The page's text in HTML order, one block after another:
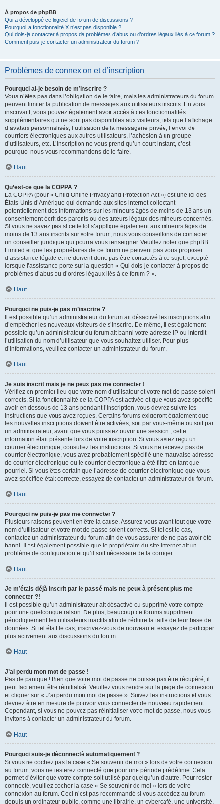
À propos de phpBB
Qui a développé ce logiciel de forum de discussions ?
Pourquoi la fonctionnalité X n’est pas disponible ?
Qui dois-je contacter à propos de problèmes d’abus ou d’ordres légaux liés à ce forum ?
Comment puis-je contacter un administrateur du forum ?
Problèmes de connexion et d’inscription
Pourquoi ai-je besoin de m’inscrire ?
Vous n’êtes pas dans l’obligation de le faire, mais les administrateurs du forum
peuvent limiter la publication de messages aux utilisateurs inscrits. En vous
inscrivant, vous pouvez également avoir accès à des fonctionnalités
supplémentaires qui ne sont pas disponibles aux visiteurs, tels que l’affichage
d’avatars personnalisés, l’utilisation de la messagerie privée, l’envoi de
courriers électroniques aux autres utilisateurs, l’adhésion à un groupe
d’utilisateurs, etc. L’inscription ne vous prend qu’un court instant, c’est
pourquoi nous vous recommandons de le faire.
Haut
Qu’est-ce que la COPPA ?
La COPPA (pour « Child Online Privacy and Protection Act ») est une loi des
États-Unis d’Amérique qui demande aux sites internet collectant
potentiellement des informations sur les mineurs âgés de moins de 13 ans un
consentement écrit des parents ou des tuteurs légaux des mineurs concernés.
Si vous ne savez pas si cette loi s’applique également aux mineurs âgés de
moins de 13 ans inscrits sur votre forum, nous vous conseillons de contacter
un conseiller juridique qui pourra vous renseigner. Veuillez noter que phpBB
Limited et que les propriétaires de ce forum ne peuvent pas vous proposer
d’assistance légale et ne doivent donc pas être contactés à ce sujet, excepté
lorsque l’assistance porte sur la question « Qui dois-je contacter à propos de
problèmes d’abus ou d’ordres légaux liés à ce forum ? ».
Haut
Pourquoi ne puis-je pas m’inscrire ?
Il est possible qu’un administrateur du forum ait désactivé les inscriptions afin
d’empêcher les nouveaux visiteurs de s’inscrire. De même, il est également
possible qu’un administrateur du forum ait banni votre adresse IP ou interdit
l’utilisation du nom d’utilisateur que vous souhaitez utiliser. Pour plus
d’informations, veuillez contacter un administrateur du forum.
Haut
Je suis inscrit mais je ne peux pas me connecter !
Vérifiez en premier lieu que votre nom d’utilisateur et votre mot de passe soient
corrects. Si la fonctionnalité de la COPPA est activée et que vous avez spécifié
avoir en dessous de 13 ans pendant l’inscription, vous devrez suivre les
instructions que vous avez reçues. Certains forums exigeront également que
les nouvelles inscriptions doivent être activées, soit par vous-même ou soit par
un administrateur, avant que vous puissiez ouvrir une session ; cette
information était présente lors de votre inscription. Si vous aviez reçu un
courrier électronique, consultez les instructions. Si vous ne recevez pas de
courrier électronique, vous avez probablement spécifié une mauvaise adresse
de courrier électronique ou le courrier électronique a été filtré en tant que
pourriel. Si vous êtes certain que l’adresse de courrier électronique que vous
avez spécifiée était correcte, essayez de contacter un administrateur du forum.
Haut
Pourquoi ne puis-je pas me connecter ?
Plusieurs raisons peuvent en être la cause. Assurez-vous avant tout que votre
nom d’utilisateur et votre mot de passe soient corrects. Si tel est le cas,
contactez un administrateur du forum afin de vous assurer de ne pas avoir été
banni. Il est également possible que le propriétaire du site internet ait un
problème de configuration et qu’il soit nécessaire de la corriger.
Haut
Je m’étais déjà inscrit par le passé mais ne peux à présent plus me
connecter ?!
Il est possible qu’un administrateur ait désactivé ou supprimé votre compte
pour une quelconque raison. De plus, beaucoup de forums suppriment
périodiquement les utilisateurs inactifs afin de réduire la taille de leur base de
données. Si tel était le cas, inscrivez-vous de nouveau et essayez de participer
plus activement aux discussions du forum.
Haut
J’ai perdu mon mot de passe !
Pas de panique ! Bien que votre mot de passe ne puisse pas être récupéré, il
peut facilement être réinitialisé. Veuillez vous rendre sur la page de connexion
et cliquer sur « J’ai perdu mon mot de passe ». Suivez les instructions et vous
devriez être en mesure de pouvoir vous connecter de nouveau rapidement.
Cependant, si vous ne pouvez pas réinitialiser votre mot de passe, nous vous
invitons à contacter un administrateur du forum.
Haut
Pourquoi suis-je déconnecté automatiquement ?
Si vous ne cochez pas la case « Se souvenir de moi » lors de votre connexion
au forum, vous ne resterez connecté que pour une période prédéfinie. Cela
permet d’éviter que votre compte soit utilisé par quelqu’un d’autre. Pour rester
connecté, veuillez cocher la case « Se souvenir de moi » lors de votre
connexion au forum. Ceci n’est pas recommandé si vous accédez au forum
depuis un ordinateur public, comme une librairie, un cybercafé, une université,